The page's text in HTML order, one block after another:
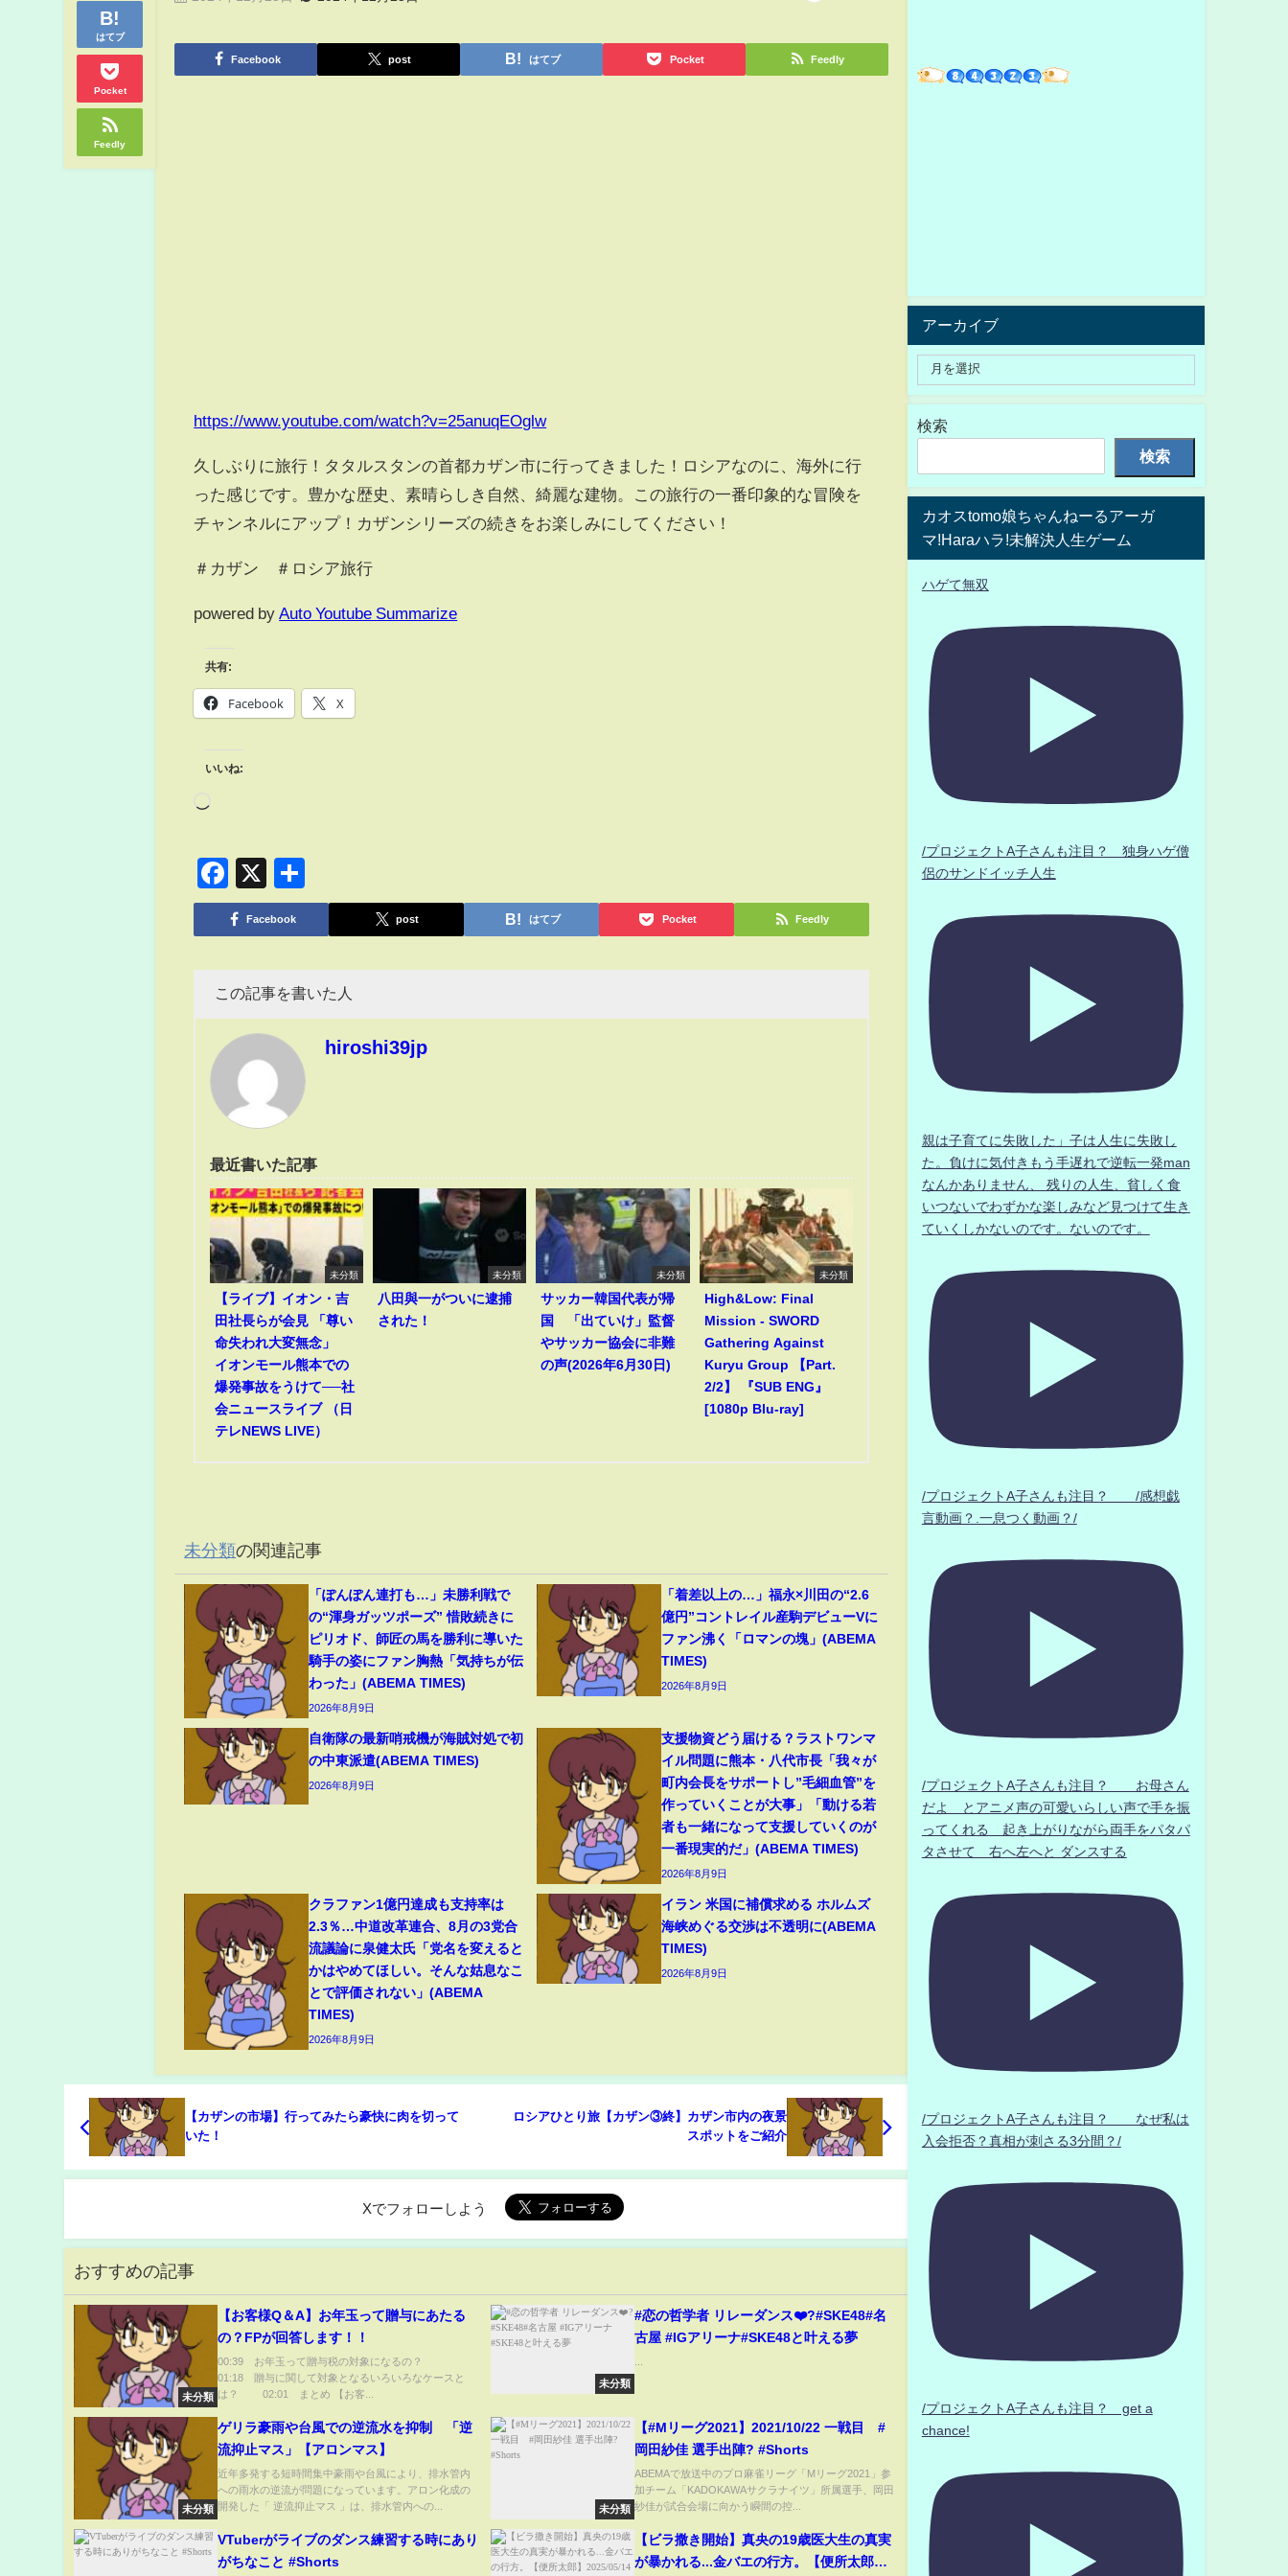
はてブ
Pocket
Feedly
Facebook post はてブ Pocket Feedly
https://www.youtube.com/watch?v=25anuqEOglw
久しぶりに旅行！タタルスタンの首都カザン市に行ってきました！ロシアなのに、海外に行
った感じです。豊かな歴史、素晴らしき自然、綺麗な建物。この旅行の一番印象的な冒険を
チャンネルにアップ！カザンシリーズの続きをお楽しみにしてください！
＃カザン ＃ロシア旅行
powered by Auto Youtube Summarize
共有:
Facebook X
いいね:
Facebook
X
有
Facebook post はてブ Pocket Feedly
この記事を書いた人
hiroshi39jp
最近書いた記事
未分類
【ライブ】イオン・吉
田社長らが会見 「尊い
命失われ大変無念」
イオンモール熊本での
爆発事故をうけて──社
会ニュースライブ （日
テレNEWS LIVE）
未分類
八田與一がついに逮捕
された！
未分類
サッカー韓国代表が帰
国 「出ていけ」監督
やサッカー協会に非難
の声(2026年6月30日)
未分類
High&Low: Final
Mission - SWORD
Gathering Against
Kuryu Group 【Part.
2/2】 『SUB ENG』
[1080p Blu-ray]
未分類の関連記事
「ぽんぽん連打も…」未勝利戦で
の“渾身ガッツポーズ” 惜敗続きに
ピリオド、師匠の馬を勝利に導いた
騎手の姿にファン胸熱「気持ちが伝
わった」(ABEMA TIMES)
2026年8月9日
「着差以上の…」福永×川田の“2.6
億円”コントレイル産駒デビューVに
ファン沸く「ロマンの塊」(ABEMA
TIMES)
2026年8月9日
自衛隊の最新哨戒機が海賊対処で初
の中東派遣(ABEMA TIMES)
2026年8月9日
支援物資どう届ける？ラストワンマ
イル問題に熊本・八代市長「我々が
町内会長をサポートし”毛細血管”を
作っていくことが大事」「動ける若
者も一緒になって支援していくのが
一番現実的だ」(ABEMA TIMES)
2026年8月9日
クラファン1億円達成も支持率は
2.3％…中道改革連合、8月の3党合
流議論に泉健太氏「党名を変えると
かはやめてほしい。そんな姑息なこ
とで評価されない」(ABEMA
TIMES)
2026年8月9日
イラン 米国に補償求める ホルムズ
海峡めぐる交渉は不透明に(ABEMA
TIMES)
2026年8月9日
【カザンの市場】行ってみたら豪快に肉を切って
いた！
ロシアひとり旅【カザン③終】カザン市内の夜景
スポットをご紹介
Xでフォローしよう
おすすめの記事
未分類
【お客様Q＆A】お年玉って贈与にあたる
の？FPが回答します！！
00:39 お年玉って贈与税の対象になるの？
01:18 贈与に関して対象となるいろいろなケースと
は？ 02:01 まとめ 【お客...
未分類
#恋の哲学者 リレーダンス❤️?#SKE48#名
古屋 #IGアリーナ#SKE48と叶える夢
未分類
ゲリラ豪雨や台風での逆流水を抑制 「逆
流抑止マス」【アロンマス】
近年多発する短時間集中豪雨や台風により、排水管内
への雨水の逆流が問題になっています。アロン化成の
開発した「 逆流抑止マス 」は、排水管内への...
未分類
【#Mリーグ2021】2021/10/22 一戦目 #
岡田紗佳 選手出陣? #Shorts
ABEMAで放送中のプロ麻雀リーグ「Mリーグ2021」参
加チーム「KADOKAWAサクラナイツ」所属選手、岡田
紗佳が試合会場に向かう瞬間の控...
VTuberがライブのダンス練習する時にあり
がちなこと #Shorts
【ビラ撒き開始】真央の19歳医大生の真実
が暴かれる...金バエの行方。【便所太郎】
アーカイブ
検索
検索
カオスtomo娘ちゃんねーるアーガ
マ!Haraハラ!未解決人生ゲーム
ハゲて無双
/プロジェクトA子さんも注目？ 独身ハゲ僧
侶のサンドイッチ人生
親は子育てに失敗した」子は人生に失敗し
た。負けに気付きもう手遅れで逆転一発man
なんかありません、 残りの人生、貧しく食
いつないでわずかな楽しみなど見つけて生き
ていくしかないのです。ないのです。
/プロジェクトA子さんも注目？ /感想戯
言動画？.一息つく動画？/
/プロジェクトA子さんも注目？ お母さん
だよ とアニメ声の可愛いらしい声で手を振
ってくれる 起き上がりながら両手をパタパ
タさせて 右へ左へと ダンスする
/プロジェクトA子さんも注目？ なぜ私は
入会拒否？真相が刺さる3分間？/
/プロジェクトA子さんも注目？ get a
chance!